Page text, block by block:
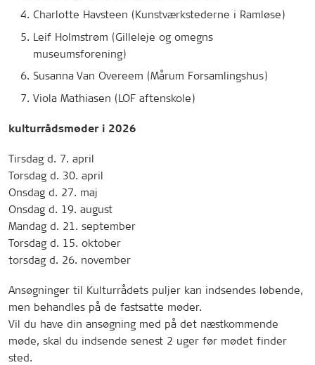
Charlotte Havsteen (Kunstværkstederne i Ramløse)
Leif Holmstrøm (Gilleleje og omegns
museumsforening)
Susanna Van Overeem (Mårum Forsamlingshus)
Viola Mathiasen (LOF aftenskole)
kulturrådsmøder i 2026
Tirsdag d. 7. april
Torsdag d. 30. april
Onsdag d. 27. maj
Onsdag d. 19. august
Mandag d. 21. september
Torsdag d. 15. oktober
torsdag d. 26. november
Ansøgninger til Kulturrådets puljer kan indsendes løbende,
men behandles på de fastsatte møder.
Vil du have din ansøgning med på det næstkommende
møde, skal du indsende senest 2 uger før mødet finder
sted.